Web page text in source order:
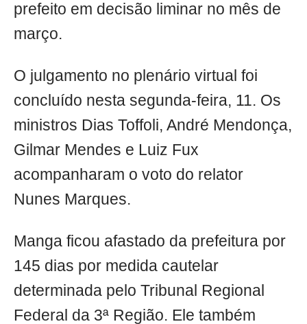
prefeito em decisão liminar no mês de
março.
O julgamento no plenário virtual foi
concluído nesta segunda-feira, 11. Os
ministros Dias Toffoli, André Mendonça,
Gilmar Mendes e Luiz Fux
acompanharam o voto do relator
Nunes Marques.
Manga ficou afastado da prefeitura por
145 dias por medida cautelar
determinada pelo Tribunal Regional
Federal da 3ª Região. Ele também